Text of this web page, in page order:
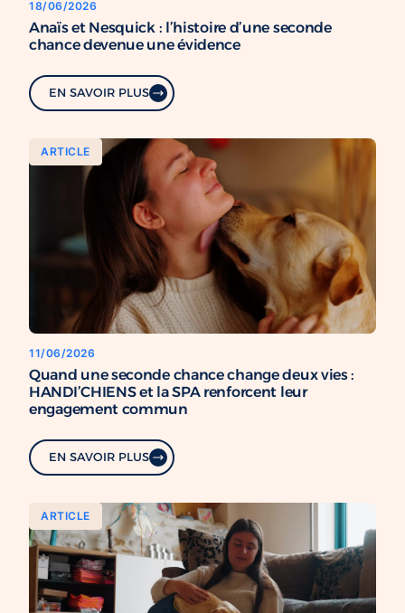
18/06/2026
Anaïs et Nesquick : l’histoire d’une seconde
chance devenue une évidence
EN SAVOIR PLUS
ARTICLE
11/06/2026
Quand une seconde chance change deux vies :
HANDI’CHIENS et la SPA renforcent leur
engagement commun
EN SAVOIR PLUS
ARTICLE